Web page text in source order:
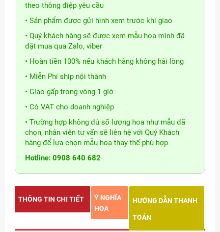
theo thông điệp yêu cầu
• Sản phẩm được gửi hình xem trước khi giao
• Quý khách hàng sẽ được xem mẫu hoa mình đã
đặt mua qua Zalo, viber
• Hoàn tiền 100% nếu khách hàng không hài lòng
• Miễn Phí ship nội thành
• Giao gấp trong vòng 1 giờ
• Có VAT cho doanh nghiệp
• Trường hợp không đủ số lượng hoa như mẫu đã
chọn, nhân viên tư vấn sẽ liên hệ với Quý Khách
hàng để lựa chọn mẫu hoa thay thế phù hợp
Hotline: 0908 640 682
THÔNG TIN CHI TIẾT
Ý NGHĨA
HOA
HƯỚNG DẪN THANH
TOÁN